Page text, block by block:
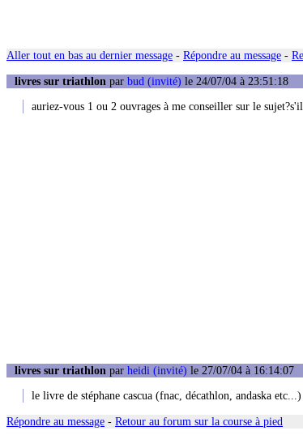
Aller tout en bas au dernier message - Répondre au message -
livres sur triathlon par bud (invité) le 24/07/04 à 23:51:18
auriez-vous 1 ou 2 ouvrages à me conseiller sur le
livres sur triathlon par heidi (invité) le 27/07/04 à 16:14:07
le livre de stéphane cascua (fnac, décathlon, andaska etc...)
Répondre au message - Retour au forum sur la course à pied